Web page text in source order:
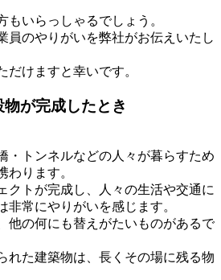
もいらっしゃるでしょう。
員のやりがいを弊社がお伝えいたし
だけますと幸いです。
が完成したとき
・トンネルなどの人々が暮らすため
わります。
クトが完成し、人々の生活や交通に
非常にやりがいを感じます。
他の何にも替えがたいものがあるで
れた建築物は、長くその場に残る物